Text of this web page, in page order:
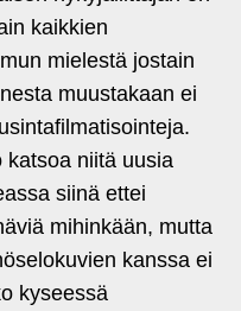
kaikkien
mielestä jostain
muustakaan ei
katsoa niitä uusia
siinä ettei
mihinkään, mutta
kanssa ei
kyseessä